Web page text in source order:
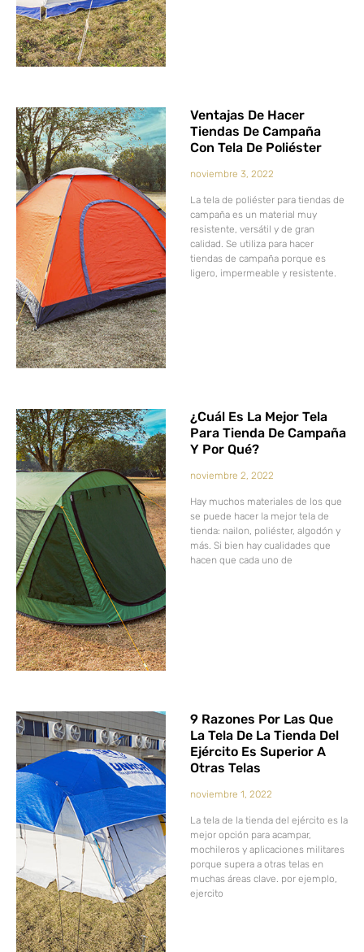
Ventajas De Hacer
Tiendas De Campaña
Con Tela De Poliéster
noviembre 3, 2022
La tela de poliéster para tiendas de
campaña es un material muy
resistente, versátil y de gran
calidad. Se utiliza para hacer
tiendas de campaña porque es
ligero, impermeable y resistente.
¿Cuál Es La Mejor Tela
Para Tienda De Campaña
Y Por Qué?
noviembre 2, 2022
Hay muchos materiales de los que
se puede hacer la mejor tela de
tienda: nailon, poliéster, algodón y
más. Si bien hay cualidades que
hacen que cada uno de
9 Razones Por Las Que
La Tela De La Tienda Del
Ejército Es Superior A
Otras Telas
noviembre 1, 2022
La tela de la tienda del ejército es la
mejor opción para acampar,
mochileros y aplicaciones militares
porque supera a otras telas en
muchas áreas clave. por ejemplo,
ejercito